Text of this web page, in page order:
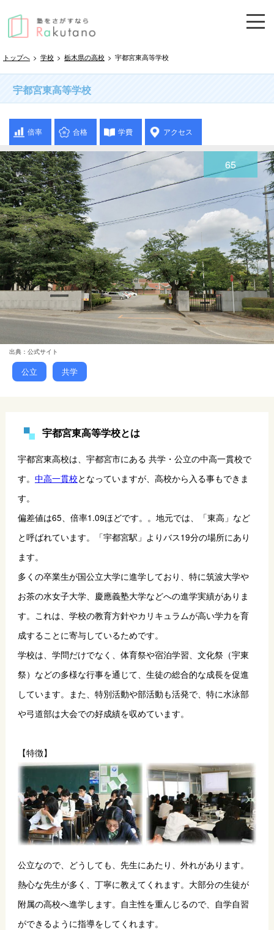
トップへ > 学校 > 栃木県の高校 > 宇都宮東高等学校
宇都宮東高等学校
倍率 合格 学費 アクセス
65
出典：公式サイト
公立 共学
宇都宮東高等学校とは
宇都宮東高校は、宇都宮市にある 共学・公立の中高一貫校で
す。 中高一貫校となっていますが、高校から入る事もできま
す。
偏差値は65、倍率1.09ほどです。。地元では、「東高」など
と呼ばれています。「宇都宮駅」よりバス19分の場所にあり
ます。
多くの卒業生が国公立大学に進学しており、特に筑波大学や
お茶の水女子大学、慶應義塾大学などへの進学実績がありま
す。これは、学校の教育方針やカリキュラムが高い学力を育
成することに寄与しているためです。
学校は、学問だけでなく、体育祭や宿泊学習、文化祭（宇東
祭）などの多様な行事を通じて、生徒の総合的な成長を促進
しています。また、特別活動や部活動も活発で、特に水泳部
や弓道部は大会での好成績を収めています。
【特徴】
公立なので、どうしても、先生にあたり、外れがあります。
熱心な先生が多く、丁寧に教えてくれます。大部分の生徒が
附属の高校へ進学します。自主性を重んじるので、自学自習
ができるように指導をしてくれます。